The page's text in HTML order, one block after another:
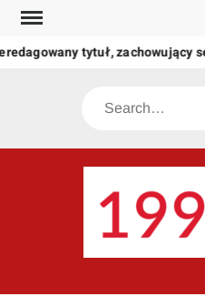
Skip
content
tytuł, zachowujący
Search